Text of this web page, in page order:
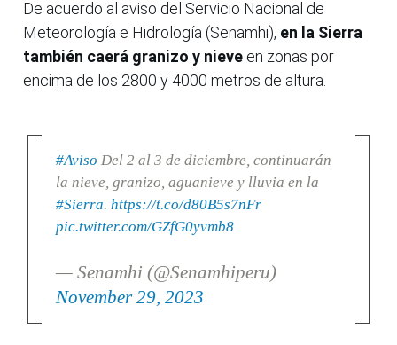
De acuerdo al aviso del Servicio Nacional de
Meteorología e Hidrología (Senamhi), en la Sierra
también caerá granizo y nieve en zonas por
encima de los 2800 y 4000 metros de altura.
#Aviso Del 2 al 3 de diciembre, continuarán
la nieve, granizo, aguanieve y lluvia en la
#Sierra. https://t.co/d80B5s7nFr
pic.twitter.com/GZfG0yvmb8
— Senamhi (@Senamhiperu)
November 29, 2023